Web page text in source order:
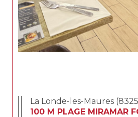
La Londe-les-Maures
100 M PLAGE MIRAMAR